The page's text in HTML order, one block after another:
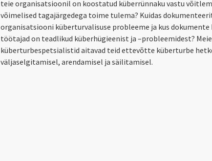
teie organisatsioonil on koostatud küberrünnaku vastu
võimelised tagajärgedega toime tulema? Kuidas
organisatsiooni küberturvalisuse probleeme ja kus dokumente
töötajad on teadlikud küberhügieenist ja –probleemidest?
küberturbespetsialistid aitavad teid ettevõtte küberturbe
väljaselgitamisel, arendamisel ja säilitamisel.